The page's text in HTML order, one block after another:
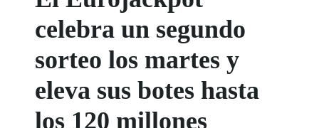
celebra un segundo
sorteo los martes y
eleva sus botes hasta
los 120 millones